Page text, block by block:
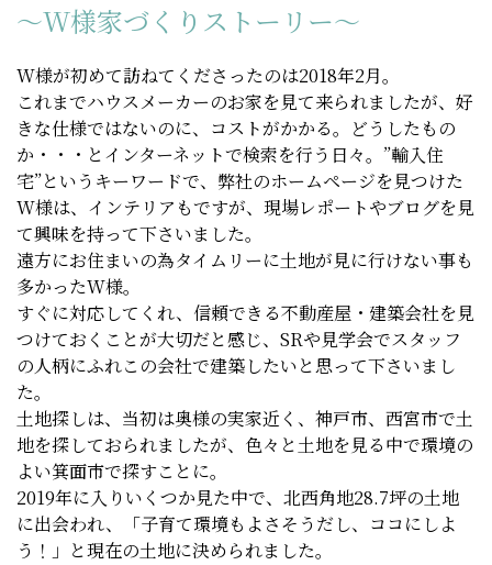
～W様家づくりストーリー～
W様が初めて訪ねてくださったのは2018年2月。
これまでハウスメーカーのお家を見て来られましたが、好
きな仕様ではないのに、コストがかかる。どうしたもの
か・・・とインターネットで検索を行う日々。”輸入住
宅”というキーワードで、弊社のホームページを見つけた
W様は、インテリアもですが、現場レポートやブログを見
て興味を持って下さいました。
遠方にお住まいの為タイムリーに土地が見に行けない事も
多かったW様。
すぐに対応してくれ、信頼できる不動産屋・建築会社を見
つけておくことが大切だと感じ、SRや見学会でスタッフ
の人柄にふれこの会社で建築したいと思って下さいまし
た。
土地探しは、当初は奥様の実家近く、神戸市、西宮市で土
地を探しておられましたが、色々と土地を見る中で環境の
よい箕面市で探すことに。
2019年に入りいくつか見た中で、北西角地28.7坪の土地
に出会われ、「子育て環境もよさそうだし、ココにしよ
う！」と現在の土地に決められました。